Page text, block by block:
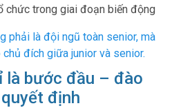
chức trong giai đoạn biến động
phải là đội ngũ toàn senior, mà
đích giữa junior và senior.
là bước đầu – đào
định